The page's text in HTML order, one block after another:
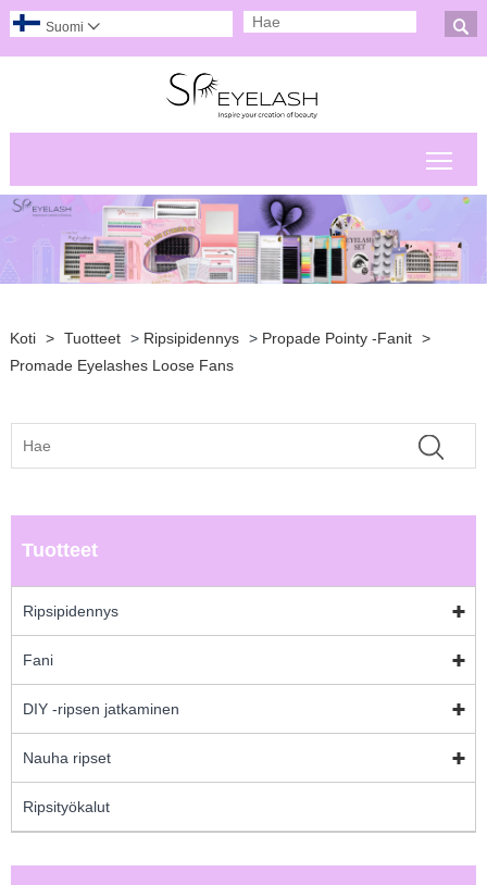

Suomi 
Koti > Tuotteet > Ripsipidennys > Propade Pointy -fanit >
Promade Eyelashes Loose Fans
Tuotteet
Ripsipidennys
Fani
DIY -ripsen jatkaminen
Nauha ripset
Ripsityökalut